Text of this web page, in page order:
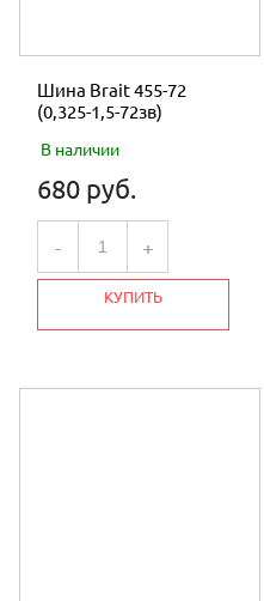
Шина Brait 455-72
(0,325-1,5-72зв)
В наличии
680 руб.
- +
КУПИТЬ